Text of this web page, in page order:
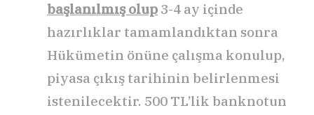
başlanılmış olup 3-4 ay içinde
hazırlıklar tamamlandıktan sonra
Hükümetin önüne çalışma konulup,
piyasa çıkış tarihinin belirlenmesi
istenilecektir. 500 TL’lik banknotun